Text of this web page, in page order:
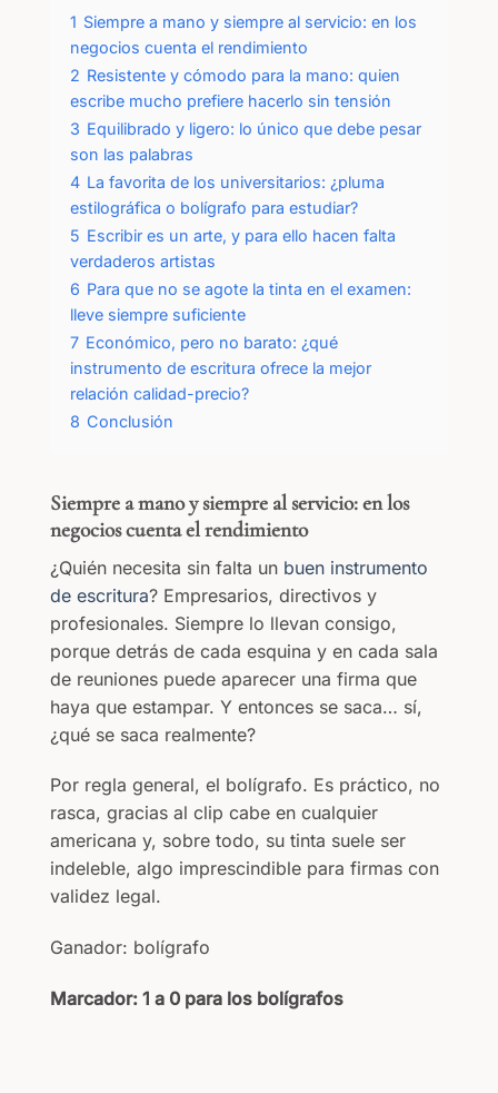
1 Siempre a mano y siempre al servicio: en los
negocios cuenta el rendimiento
2 Resistente y cómodo para la mano: quien
escribe mucho prefiere hacerlo sin tensión
3 Equilibrado y ligero: lo único que debe pesar
son las palabras
4 La favorita de los universitarios: ¿pluma
estilográfica o bolígrafo para estudiar?
5 Escribir es un arte, y para ello hacen falta
verdaderos artistas
6 Para que no se agote la tinta en el examen:
lleve siempre suficiente
7 Económico, pero no barato: ¿qué
instrumento de escritura ofrece la mejor
relación calidad-precio?
8 Conclusión
Siempre a mano y siempre al servicio: en los
negocios cuenta el rendimiento
¿Quién necesita sin falta un buen instrumento
de escritura? Empresarios, directivos y
profesionales. Siempre lo llevan consigo,
porque detrás de cada esquina y en cada sala
de reuniones puede aparecer una firma que
haya que estampar. Y entonces se saca… sí,
¿qué se saca realmente?
Por regla general, el bolígrafo. Es práctico, no
rasca, gracias al clip cabe en cualquier
americana y, sobre todo, su tinta suele ser
indeleble, algo imprescindible para firmas con
validez legal.
Ganador: bolígrafo
Marcador: 1 a 0 para los bolígrafos